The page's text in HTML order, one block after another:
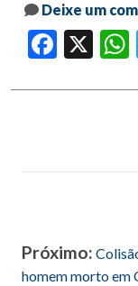
Deixe um
Facebook
Próximo:
homem morto em